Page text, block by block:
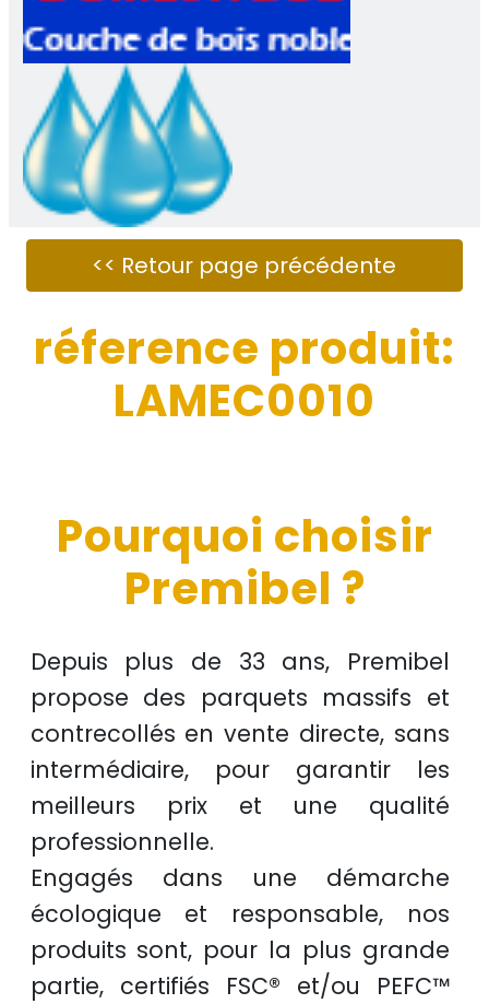
réference produit:
LAMEC0010
Pourquoi choisir
Premibel ?
Depuis plus de 33 ans, Premibel
propose des parquets massifs et
contrecollés envente directe, sans
intermédiaire, pour garantir les
meilleurs prixet une qualité
professionnelle.
Engagés dans une démarche
écologique et responsable, nos
produits sont, pour la plus grande
partie, certifiés FSC® et/ou PEFC™